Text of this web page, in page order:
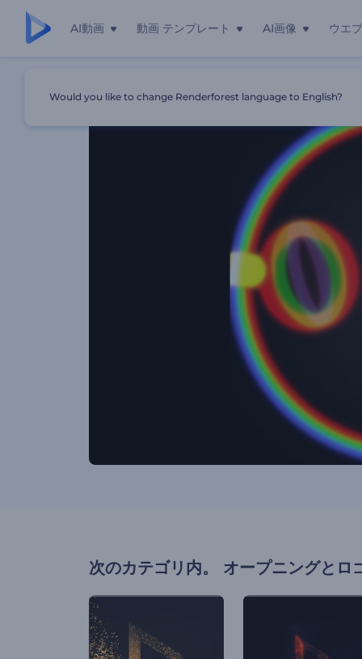
AI動画 動画 テンプレート AI画像 ウエ
次のカテゴリ内。 オープニングとロ
Would you like to change Renderforest language to English?